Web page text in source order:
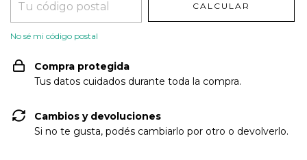
CALCULAR
No sé mi código postal
Compra protegida
Tus datos cuidados durante toda la compra.
Cambios y devoluciones
Si no te gusta, podés cambiarlo por otro o devolverlo.